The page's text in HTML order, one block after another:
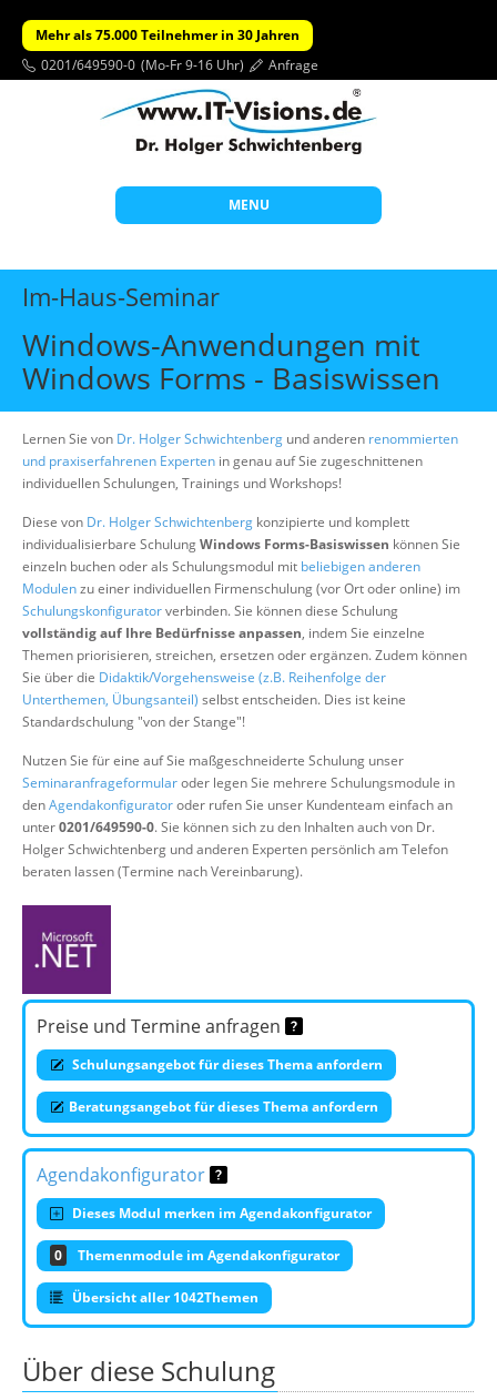
Mehr als 75.000 Teilnehmer in 30 Jahren
0201/649590-0 (Mo-Fr 9-16 Uhr) Anfrage
MENU
Start
Themen
Beratung
Individuelle Schulungen
Offene Seminare
Wissen
Suche
Im-Haus-Seminar
Windows-Anwendungen mit
Windows Forms - Basiswissen
Lernen Sie von Dr. Holger Schwichtenberg und anderen renommierten
und praxiserfahrenen Experten in genau auf Sie zugeschnittenen
individuellen Schulungen, Trainings und Workshops!
Diese von Dr. Holger Schwichtenberg konzipierte und komplett
individualisierbare SchulungWindows Forms-Basiswissen können Sie
einzeln buchen oder als Schulungsmodul mit beliebigen anderen
Modulenzu einer individuellen Firmenschulung (vor Ort oder online) im
Schulungskonfiguratorverbinden. Sie können diese Schulung
vollständig auf Ihre Bedürfnisse anpassen, indem Sie einzelne
Themen priorisieren, streichen, ersetzen oder ergänzen. Zudem können
Sie über die Didaktik/Vorgehensweise (z.B. Reihenfolge der
Unterthemen, Übungsanteil) selbst entscheiden. Dies ist keine
Standardschulung "von der Stange"!
Nutzen Sie für eine auf Sie maßgeschneiderte Schulung unser
Seminaranfrageformularoder legen Sie mehrere Schulungsmodule in
denAgendakonfiguratoroder rufen Sie unser Kundenteam einfach an
unter0201/649590-0. Sie können sich zu den Inhalten auch von Dr.
Holger Schwichtenberg und anderen Experten persönlich am Telefon
beraten lassen (Termine nach Vereinbarung).
Preise und Termine anfragen
Schulungsangebot für dieses Thema anfordern
Beratungsangebot für dieses Thema anfordern
Agendakonfigurator
Dieses Modul merken im Agendakonfigurator
0 Themenmodule im Agendakonfigurator
Übersicht aller 1042Themen
Über diese Schulung